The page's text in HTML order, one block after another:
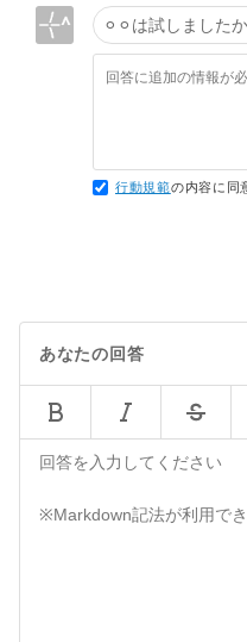
⚪︎⚪︎は試しました
行動規範の内容に同
あなたの回答